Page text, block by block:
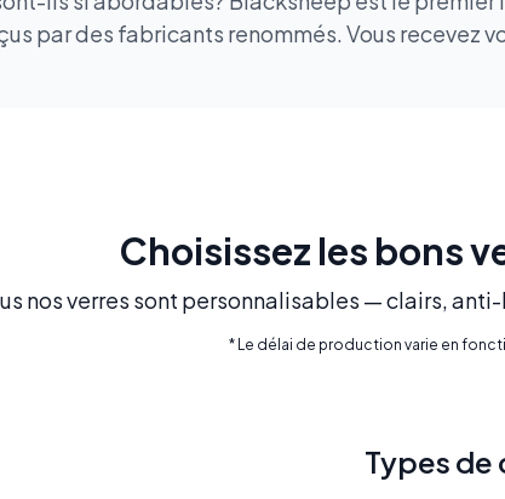
par des fabricants renommés. Vous
Choisissez les bons
nos verres sont personnalisables — clairs,
* Le délai de production varie en
Types